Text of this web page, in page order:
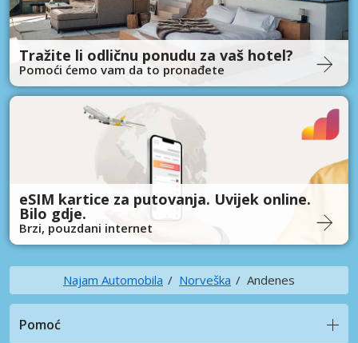
Tražite li odličnu ponudu za vaš hotel?
Pomoći ćemo vam da to pronađete
eSIM kartice za putovanja. Uvijek online.
Bilo gdje.
Brzi, pouzdani internet
Najam Automobila Norveška Andenes
Pomoć